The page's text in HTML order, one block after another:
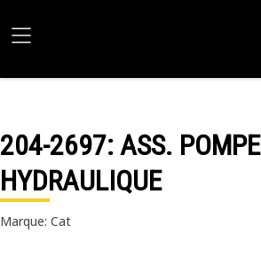
204-2697: ASS. POMPE
HYDRAULIQUE
Marque: Cat